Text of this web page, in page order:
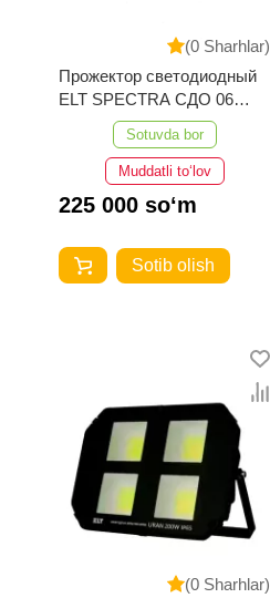
(0 Sharhlar)
Прожектор светодиодный
ELT SPECTRA СДО 06
150W IP66 6500K Черный
Sotuvda bor
Muddatli to‘lov
225 000 so‘m
Sotib olish
(0 Sharhlar)